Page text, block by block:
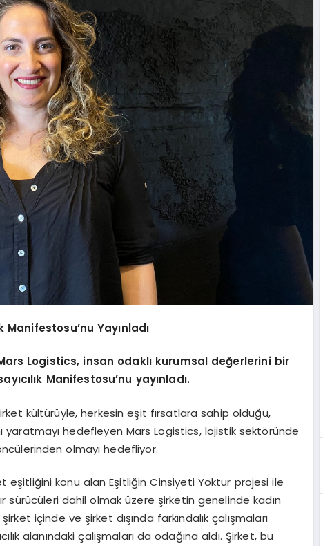
Manifestosu’nu Yayınladı
Logistics, insan odaklı kurumsal değerlerini bir
Manifestosu’nu yayınladı.
kültürüyle, herkesin eşit fırsatlara sahip olduğu,
hedefleyen Mars Logistics, lojistik sektöründe
olmayı hedefliyor.
eşitliğini konu alan Eşitliğin Cinsiyeti Yoktur projesi ile
sürücüleri dahil olmak üzere şirketin genelinde kadın
içinde ve şirket dışında farkındalık çalışmaları
alanındaki çalışmaları da odağına aldı. Şirket, bu